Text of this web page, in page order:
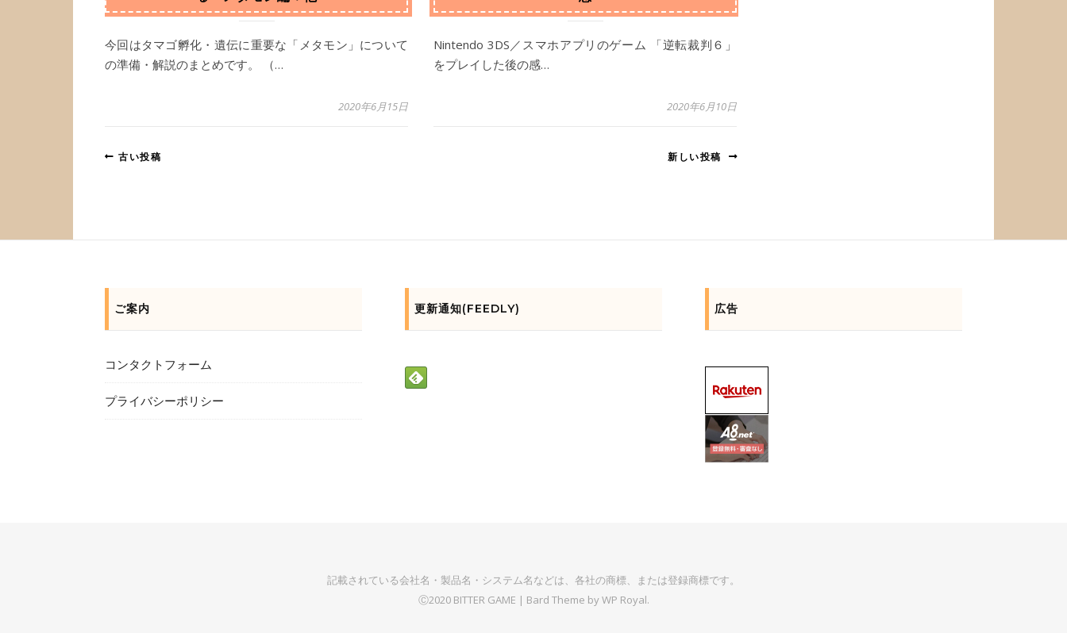
今回はタマゴ孵化・遺伝に重要な「メタモン」について
の準備・解説のまとめです。 （…
2020年6月15日
Nintendo 3DS／スマホアプリのゲーム 「逆転裁判６」
をプレイした後の感…
2020年6月10日
古い投稿 新しい投稿
ご案内
コンタクトフォーム
プライバシーポリシー
更新通知(FEEDLY) 広告
記載されている会社名・製品名・システム名などは、各社の商標、または登録商標です。
Ⓒ2020 BITTER GAME | Bard Theme byWP Royal.